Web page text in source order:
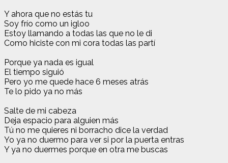
Y ahora que no estás tu
Soy frío como un igloo
Estoy llamando a todas las que no le di
Como hiciste con mi cora todas las partí
Porque ya nada es igual
El tiempo siguió
Pero yo me quede hace 6 meses atrás
Te lo pido ya no más
Salte de mi cabeza
Deja espacio para alguien más
Tú no me quieres ni borracho dice la verdad
Yo ya no duermo para ver si por la puerta entras
Y ya no duermes porque en otra me buscas